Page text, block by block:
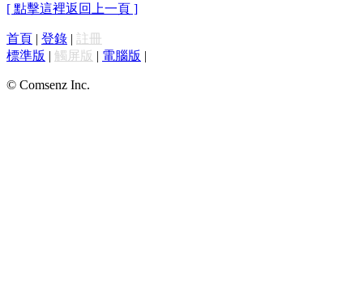
[ 點擊這裡返回上一頁 ]
首頁 | 登錄 | 註冊
標準版 | 觸屏版 | 電腦版 |
© Comsenz Inc.